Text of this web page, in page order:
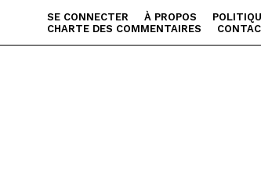
SE CONNECTER À PROPOS
CHARTE DES COMMENTAIRES